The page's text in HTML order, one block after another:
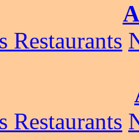
Restaurants
Restaurants